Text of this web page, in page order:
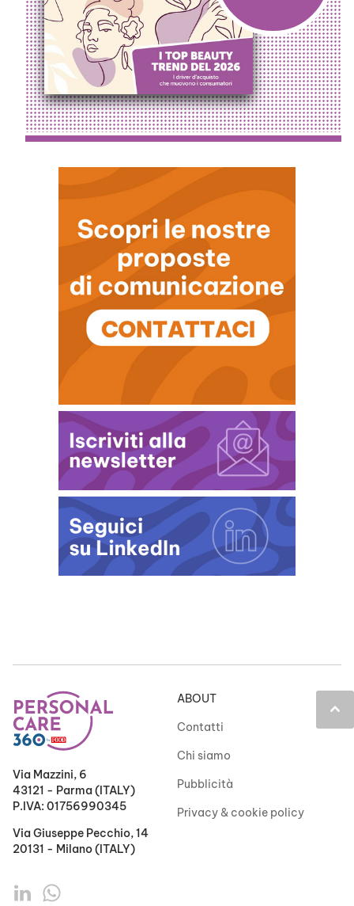
keyboard_arrow_up
Via Mazzini, 6
43121 - Parma (ITALY)
P.IVA: 01756990345
Via Giuseppe Pecchio, 14
20131 - Milano (ITALY)
ABOUT
Contatti
Chi siamo
Pubblicità
Privacy & cookie policy